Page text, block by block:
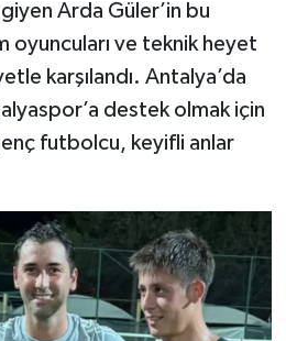
Arda Güler’in bu
oyuncuları ve teknik heyet
karşılandı. Antalya’da
destek olmak için
futbolcu, keyifli anlar